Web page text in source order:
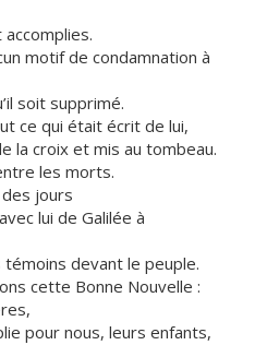
motif de condamnation à
soit supprimé.
ce qui était écrit de lui,
la croix et mis au tombeau.
les morts.
jours
lui de Galilée à
devant le peuple.
cette Bonne Nouvelle :
pour nous, leurs enfants,